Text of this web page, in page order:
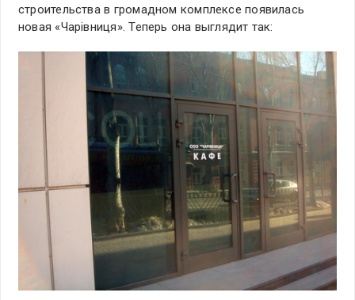
строительства в громадном комплексе появилась
новая «Чарiвниця». Теперь она выглядит так: